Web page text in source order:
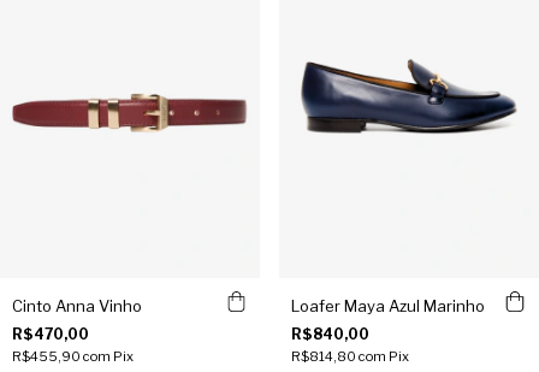
Cinto Anna Vinho
R$470,00
R$455,90 com Pix
Loafer Maya Azul Marinho
R$840,00
R$814,80 com Pix